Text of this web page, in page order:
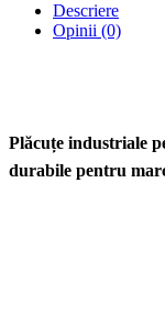
Descriere
Opinii (0)
Plăcuțe industriale
durabile pentru